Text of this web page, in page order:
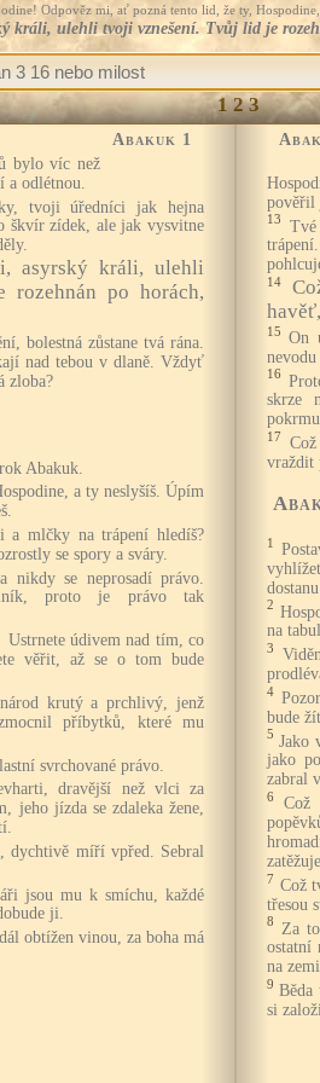
Odpověz mi, ať pozná tento lid, že ty,
králi, ulehli tvoji vznešení. Tvůj lid je
1 2 3
Abakuk 1
bylo víc než
a odlétnou.
tvoji úředníci jak hejna
škvír zídek, ale jak vysvitne
asyrský králi, ulehli
po horách,
bolestná zůstane tvá rána.
nad tebou v dlaně. Vždyť
zloba?
Abakuk.
a ty neslyšíš. Úpím
a mlčky na trápení hledíš?
se spory a sváry.
nikdy se neprosadí právo.
proto je právo tak
Ustrnete údivem nad tím, co
věřit, až se o tom bude
krutý a prchlivý, jenž
příbytků, které mu
svrchované právo.
dravější než vlci za
jeho jízda se zdaleka žene,
dychtivě míří vpřed. Sebral
jsou mu k smíchu, každé
ji.
obtížen vinou, za boha má
pověřil
13
14
15
On
nevodu
16
skrze
17
vraždit
1
2
na
3
4
bude
5 Jako
jako
zabral
6
Což
zatěžuje.
7 Což
třesou
8
Za
ostatní
na
9 Běda
si